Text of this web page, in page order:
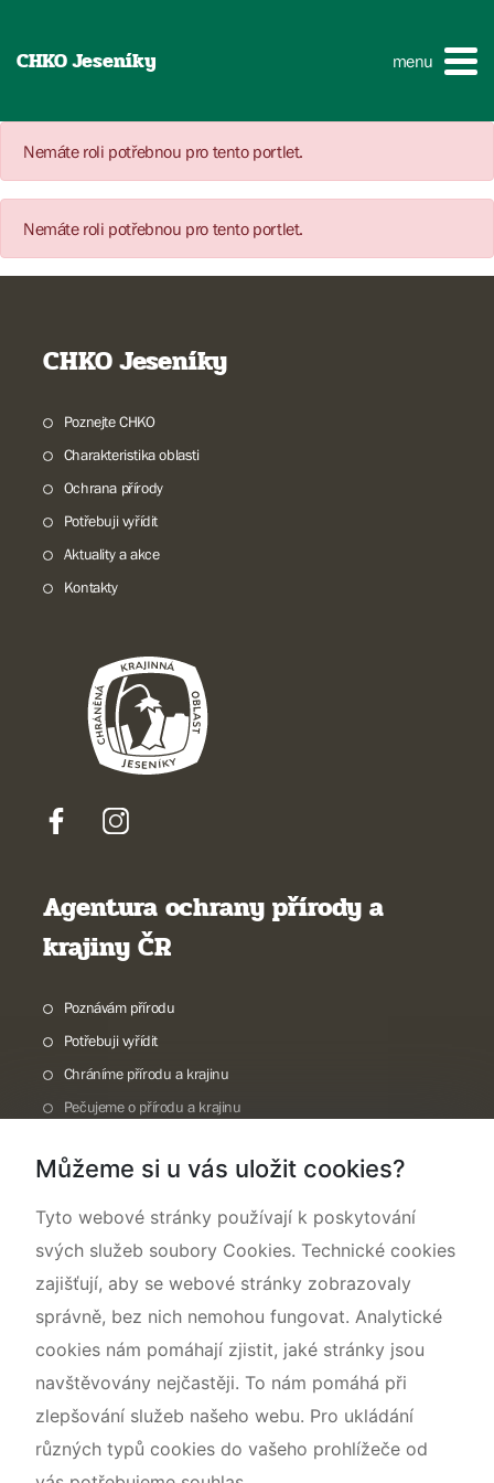
CHKO Jeseníky menu
Nemáte roli potřebnou pro tento portlet.
Nemáte roli potřebnou pro tento portlet.
CHKO Jeseníky
Poznejte CHKO
Charakteristika oblasti
Ochrana přírody
Potřebuji vyřídit
Aktuality a akce
Kontakty
Agentura ochrany přírody a
krajiny ČR
Poznávám přírodu
Potřebuji vyřídit
Chráníme přírodu a krajinu
Pečujeme o přírodu a krajinu
O nás
Můžeme si u vás uložit cookies?
Tyto webové stránky používají k poskytování
svých služeb soubory Cookies. Technické cookies
zajišťují, aby se webové stránky zobrazovaly
správně, bez nich nemohou fungovat. Analytické
cookies nám pomáhají zjistit, jaké stránky jsou
navštěvovány nejčastěji. To nám pomáhá při
zlepšování služeb našeho webu. Pro ukládání
různých typů cookies do vašeho prohlížeče od